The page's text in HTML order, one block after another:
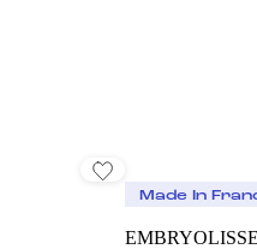
Made In